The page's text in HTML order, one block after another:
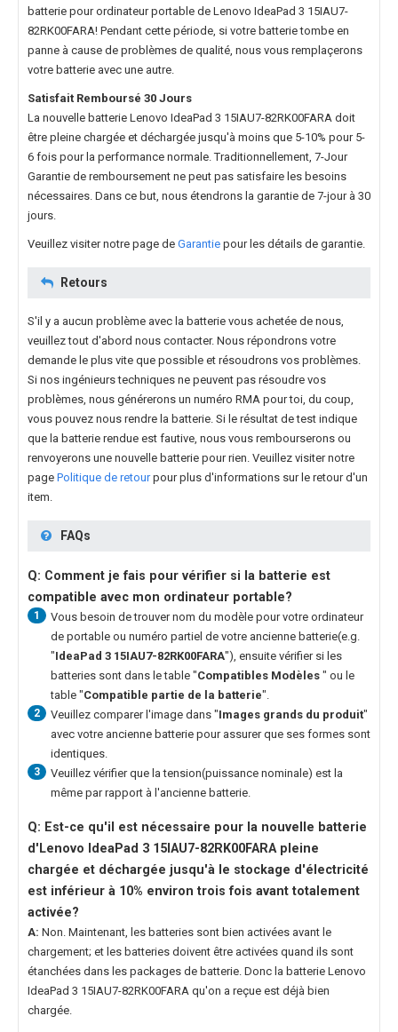
batterie pour ordinateur portable de Lenovo IdeaPad 3 15IAU7-
82RK00FARA! Pendant cette période, si votre batterie tombe en
panne à cause de problèmes de qualité, nous vous remplaçerons
votre batterie avec une autre.
Satisfait Remboursé 30 Jours
La nouvelle batterie Lenovo IdeaPad 3 15IAU7-82RK00FARA doit
être pleine chargée et déchargée jusqu'à moins que 5-10% pour 5-
6 fois pour la performance normale. Traditionnellement, 7-Jour
Garantie de remboursement ne peut pas satisfaire les besoins
nécessaires. Dans ce but, nous étendrons la garantie de 7-jour à 30
jours.
Veuillez visiter notre page de Garantie pour les détails de garantie.
Retours
S'il y a aucun problème avec la batterie vous achetée de nous,
veuillez tout d'abord nous contacter. Nous répondrons votre
demande le plus vite que possible et résoudrons vos problèmes.
Si nos ingénieurs techniques ne peuvent pas résoudre vos
problèmes, nous générerons un numéro RMA pour toi, du coup,
vous pouvez nous rendre la batterie. Si le résultat de test indique
que la batterie rendue est fautive, nous vous rembourserons ou
renvoyerons une nouvelle batterie pour rien. Veuillez visiter notre
page Politique de retourpour plus d'informations sur le retour d'un
item.
FAQs
Q: Comment je fais pour vérifier si la batterie est
compatible avec mon ordinateur portable?
1
Vous besoin de trouver nom du modèle pour votre ordinateur
de portable ou numéro partiel de votre ancienne batterie(e.g.
"IdeaPad 3 15IAU7-82RK00FARA"), ensuite vérifier si les
batteries sont dans le table "Compatibles Modèles " ou le
table "Compatible partie de la batterie".
2 Veuillez comparer l'image dans "Images grands du produit"
avec votre ancienne batterie pour assurer que ses formes sont
identiques.
3
Veuillez vérifier que la tension(puissance nominale) est la
même par rapport à l'ancienne batterie.
Q: Est-ce qu'il est nécessaire pour la nouvelle batterie
d'Lenovo IdeaPad 3 15IAU7-82RK00FARA pleine
chargée et déchargée jusqu'à le stockage d'électricité
est inférieur à 10% environ trois fois avant totalement
activée?
A: Non. Maintenant, les batteries sont bien activées avant le
chargement; et les batteries doivent être activées quand ils sont
étanchées dans les packages de batterie. Donc la batterie Lenovo
IdeaPad 3 15IAU7-82RK00FARA qu'on a reçue est déjà bien
chargée.